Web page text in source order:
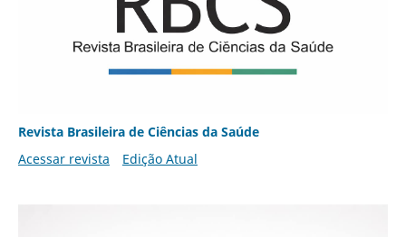
Revista Brasileira de Ciências da Saúde
Acessar revista
Edição Atual